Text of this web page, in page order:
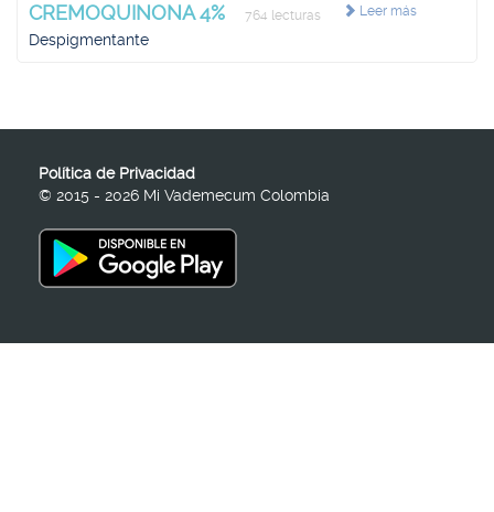
Leer más
CREMOQUINONA 4% 764 lecturas
Despigmentante
Política de Privacidad
© 2015 - 2026 Mi Vademecum Colombia